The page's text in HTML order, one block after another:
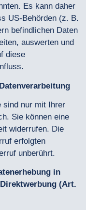
Es kann daher
US-Behörden (z. B.
befindlichen Daten
auswerten und
diese
sind nur mit Ihrer
Sie können eine
widerrufen. Die
erfolgten
unberührt.
in
(Art.